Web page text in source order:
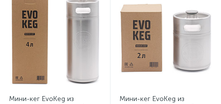
Мини-кег EvoKeg из
Мини-кег EvoKeg из